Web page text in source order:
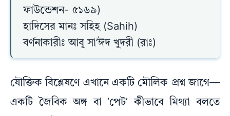
ফাউন্ডেশন- ৫১৬৯)
হাদিসের মানঃ সহিহ (Sahih)
বর্ণনাকারীঃ আবূ সা’ঈদ খুদরী (রাঃ)
যৌক্তিক বিশ্লেষণে এখানে একটি মৌলিক প্রশ্ন জাগে—
একটি জৈবিক অঙ্গ বা ‘পেট’ কীভাবে মিথ্যা বলতে